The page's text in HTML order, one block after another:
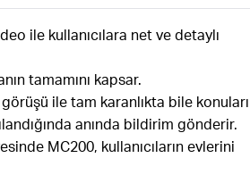
ile kullanıcılara net ve detaylı
tamamını kapsar.
ile tam karanlıkta bile konuları
anında bildirim gönderir.
MC200, kullanıcıların evlerini